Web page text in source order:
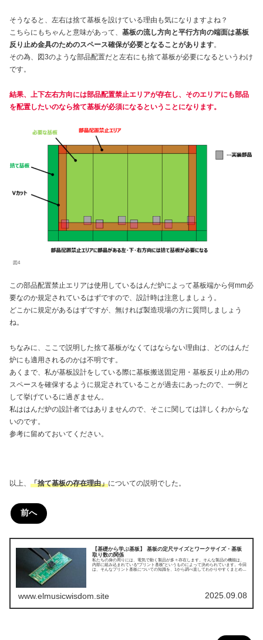
そうなると、左右は捨て基板を設けている理由も気になりますよね？
こちらにもちゃんと意味があって、 基板の流し方向と平行方向の端面は基板
反り止め金具のためのスペース確保が必要となることがあります。
その為、図3のような部品配置だと左右にも捨て基板が必要になるというわけ
です。
結果、上下左右方向には部品配置禁止エリアが存在し、そのエリアにも部品
を配置したいのなら捨て基板が必須になるということになります。
図4
この部品配置禁止エリアは使用しているはんだ炉によって基板端から何mm必
要なのか規定されているはずですので、設計時は注意しましょう。
どこかに規定があるはずですが、無ければ製造現場の方に質問しましょう
ね。
ちなみに、ここで説明した捨て基板がなくてはならない理由は、どのはんだ
炉にも適用されるのかは不明です。
あくまで、私が基板設計をしている際に基板搬送固定用・基板反り止め用の
スペースを確保するように規定されていることが過去にあったので、一例と
して挙げているに過ぎません。
私ははんだ炉の設計者ではありませんので、そこに関しては詳しくわからな
いのです。
参考に留めておいてください。
以上、 「捨て基板の存在理由」についての説明でした。
前へ
【基礎から学ぶ基板】 基板の定尺サイズとワークサイズ・基板
取り数の関係
私たちの身の周りには、電気で動く製品が多々存在します。そんな製品の機能は、
内部に組み込まれている“プリント基板”というものによって決められています。今回
は、そんなプリント基板についての知識を、1から調べ直してわかりやすくまとめて
www.elmusicwisdom.site 2025.09.08